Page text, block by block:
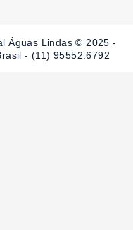
Águas Lindas © 2025 -
- (11) 95552.6792